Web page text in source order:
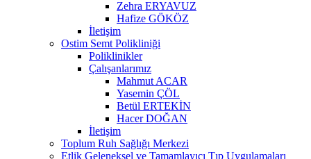
Zehra ERYAVUZ
Hafize GÖKÖZ
İletişim
Ostim Semt Polikliniği
Poliklinikler
Çalışanlarımız
Mahmut ACAR
Yasemin ÇÖL
Betül ERTEKİN
Hacer DOĞAN
İletişim
Toplum Ruh Sağlığı Merkezi
Etlik Geleneksel ve Tamamlayıcı Tıp Uygulamaları